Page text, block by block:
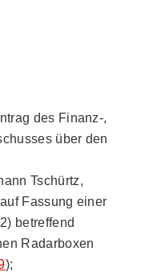
des Finanz-,
über den
Tschürtz,
Fassung einer
betreffend
Radarboxen
);